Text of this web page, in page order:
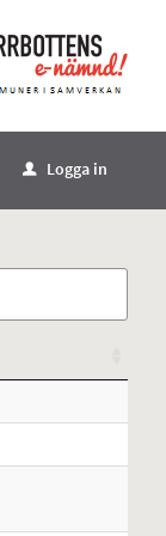
u Logga in